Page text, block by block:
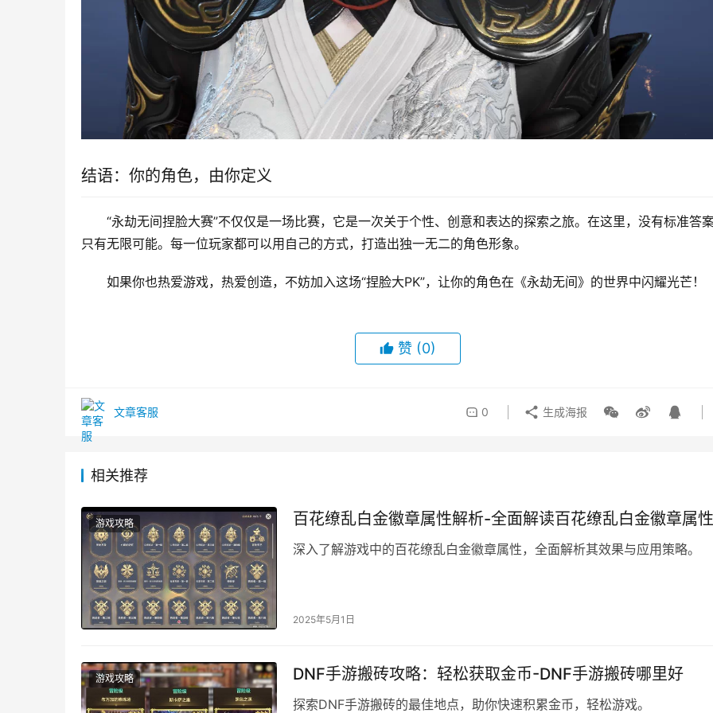
结语：你的角色，由你定义
“永劫无间捏脸大赛”不仅仅是一场比赛，它是一次关于个性、创意和表达的探索之旅。在这里，没有标准答
只有无限可能。每一位玩家都可以用自己的方式，打造出独一无二的角色形象。
如果你也热爱游戏，热爱创造，不妨加入这场“捏脸大PK”，让你的角色在《永劫无间》的世界中闪耀光芒！
赞 (0)
文章客服 0 生成海报
相关推荐
游戏攻略 百花缭乱白金徽章属性解析-全面解读百花缭乱白金徽章属性
深入了解游戏中的百花缭乱白金徽章属性，全面解析其效果与应用策略。
2025年5月1日
游戏攻略 DNF手游搬砖攻略：轻松获取金币-DNF手游搬砖哪里好
探索DNF手游搬砖的最佳地点，助你快速积累金币，轻松游戏。